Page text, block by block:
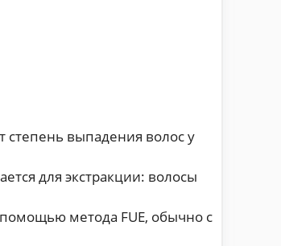
степень выпадения волос у
для экстракции: волосы
метода FUE, обычно с